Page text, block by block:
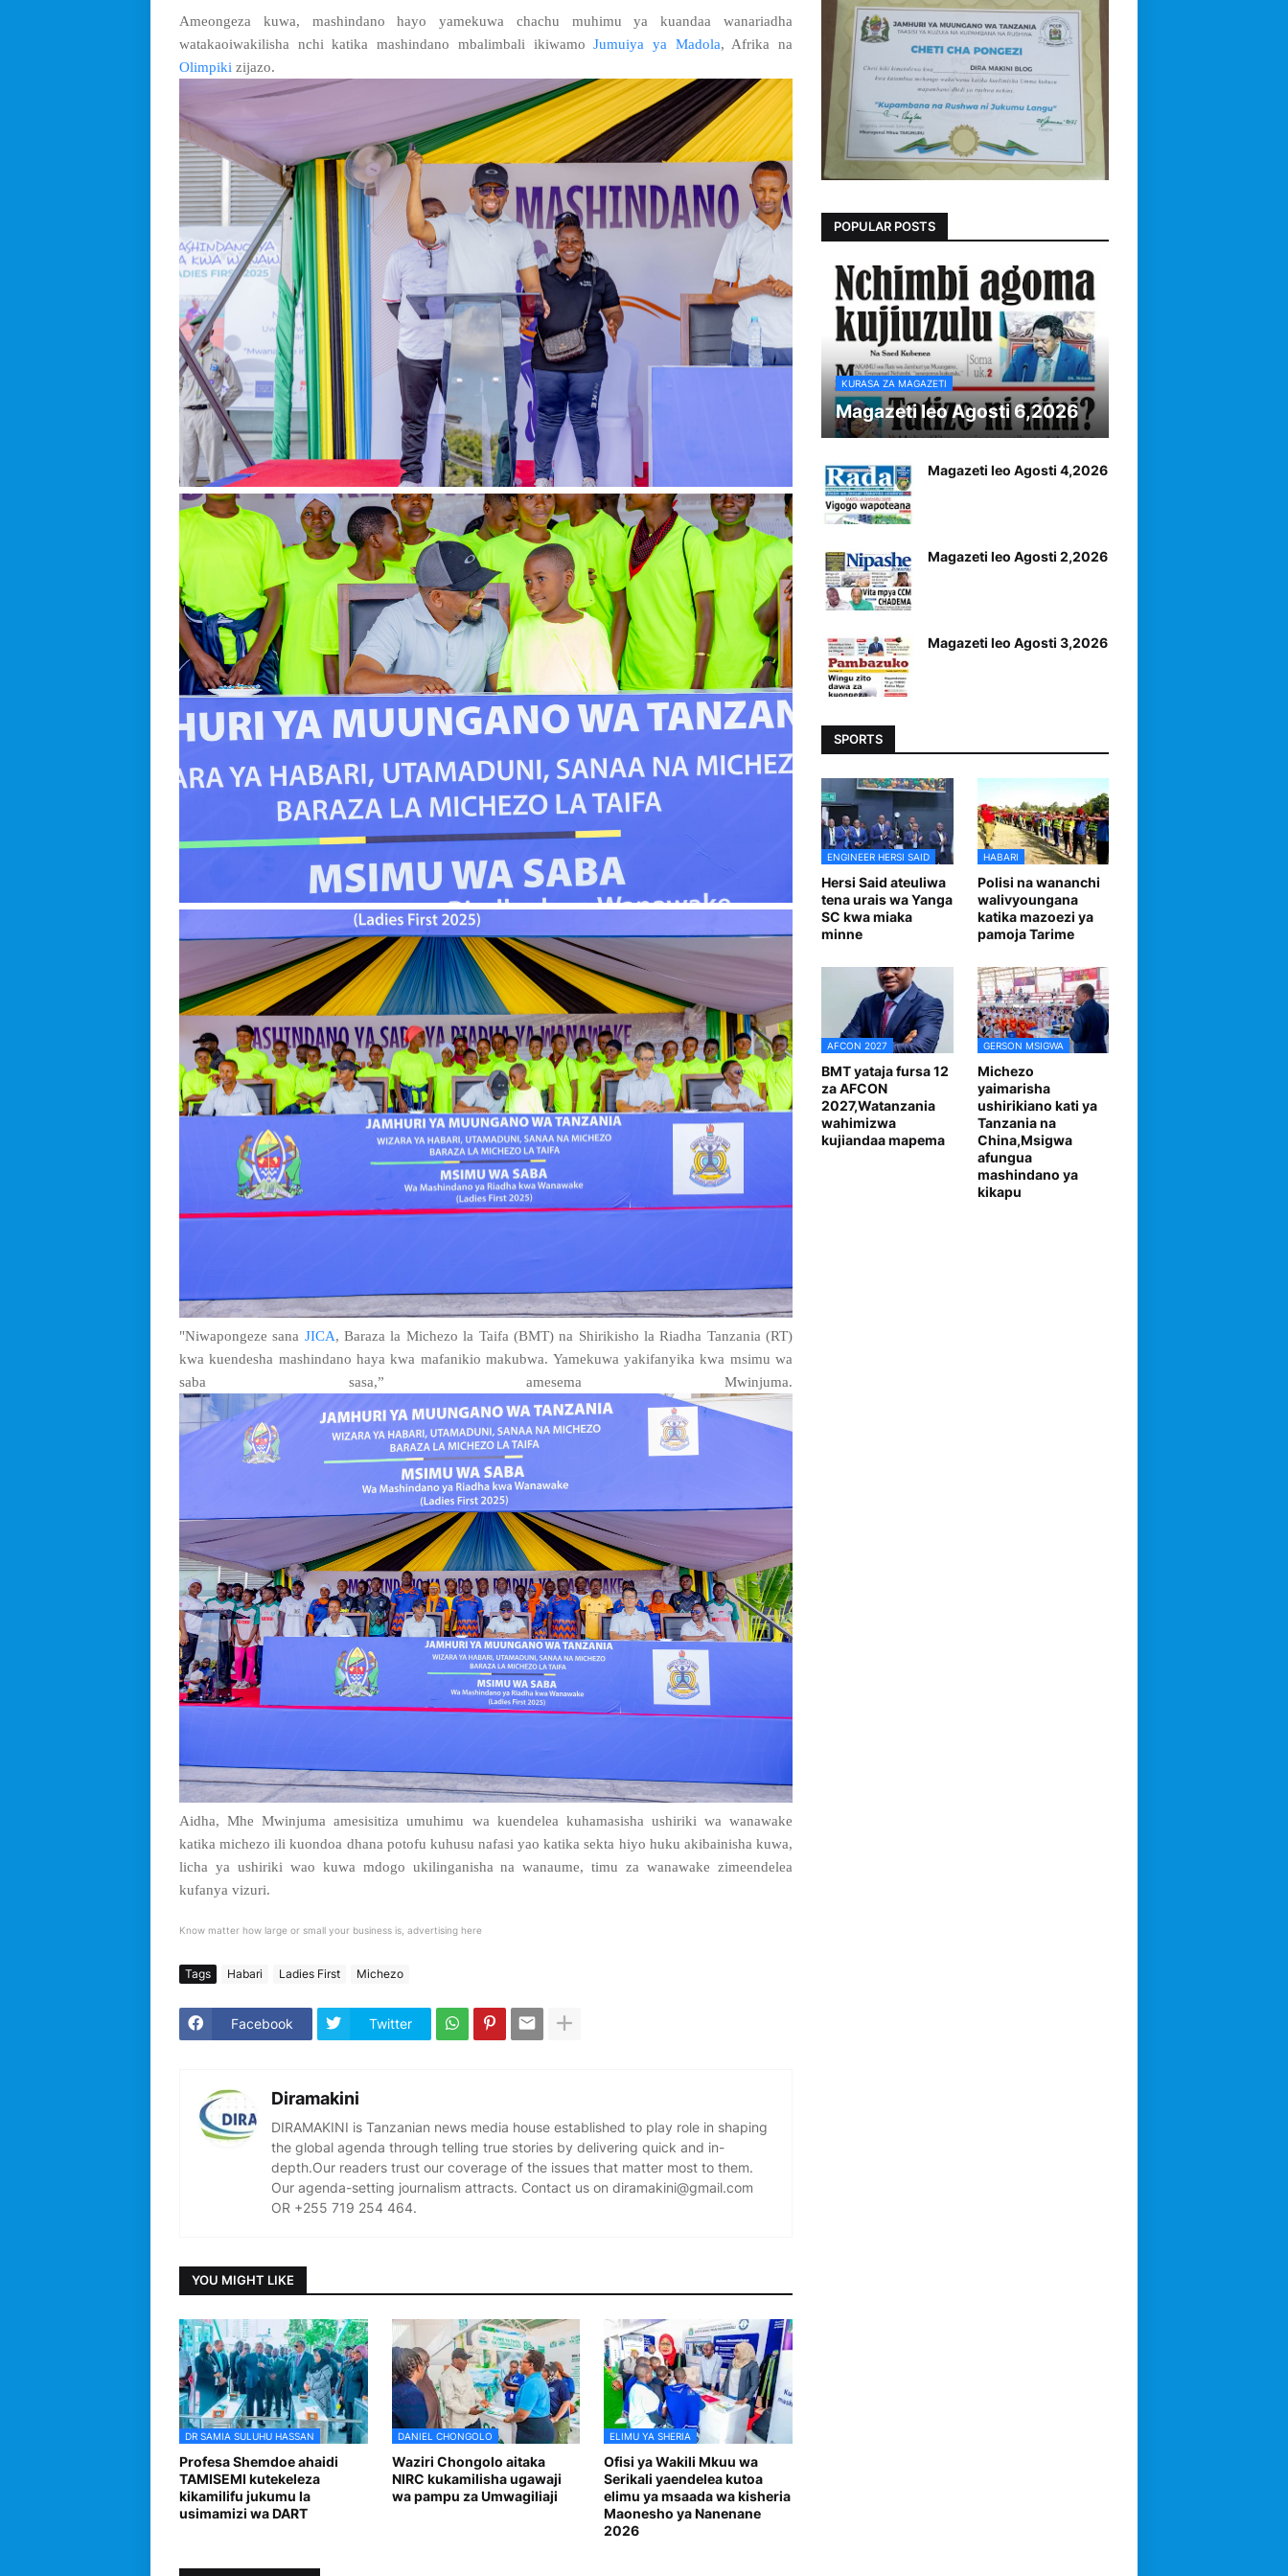
Ameongeza kuwa, mashindano hayo yamekuwa chachu muhimu ya kuandaa wanariadha
watakaoiwakilisha nchi katika mashindano mbalimbali ikiwamoJumuiya ya Madola, Afrika na
Olimpiki zijazo.
"Niwapongeze sana JICA, Baraza la Michezo la Taifa (BMT) na Shirikisho la Riadha Tanzania (RT)
kwa kuendesha mashindano haya kwa mafanikio makubwa. Yamekuwa yakifanyika kwa msimu wa
saba sasa,” amesema Mwinjuma.
Aidha, Mhe Mwinjuma amesisitiza umuhimu wa kuendelea kuhamasisha ushiriki wa wanawake
katika michezo ili kuondoa dhana potofu kuhusu nafasi yao katika sekta hiyo huku akibainisha kuwa,
licha ya ushiriki wao kuwa mdogo ukilinganisha na wanaume, timu za wanawake zimeendelea
kufanya vizuri.
Know matter how large or small your business is, advertising here
Tags Habari Ladies First Michezo
Facebook Twitter
Diramakini
DIRAMAKINI is Tanzanian news media house established to play role in shaping
the global agenda through telling true stories by delivering quick and in-
depth.Our readers trust our coverage of the issues that matter most to them.
Our agenda-setting journalism attracts. Contact us on diramakini@gmail.com
OR +255 719 254 464.
YOU MIGHT LIKE
DR SAMIA SULUHU HASSAN
Profesa Shemdoe ahaidi
TAMISEMI kutekeleza
kikamilifu jukumu la
usimamizi wa DART
DANIEL CHONGOLO
Waziri Chongolo aitaka
NIRC kukamilisha ugawaji
wa pampu za Umwagiliaji
ELIMU YA SHERIA
Ofisi ya Wakili Mkuu wa
Serikali yaendelea kutoa
elimu ya msaada wa kisheria
Maonesho ya Nanenane
2026
POPULAR POSTS
KURASA ZA MAGAZETI
Magazeti leo Agosti 6,2026
Magazeti leo Agosti 4,2026
Magazeti leo Agosti 2,2026
Magazeti leo Agosti 3,2026
SPORTS
ENGINEER HERSI SAID
Hersi Said ateuliwa
tena urais wa Yanga
SC kwa miaka
minne
HABARI
Polisi na wananchi
walivyoungana
katika mazoezi ya
pamoja Tarime
AFCON 2027
BMT yataja fursa 12
za AFCON
2027,Watanzania
wahimizwa
kujiandaa mapema
GERSON MSIGWA
Michezo
yaimarisha
ushirikiano kati ya
Tanzania na
China,Msigwa
afungua
mashindano ya
kikapu